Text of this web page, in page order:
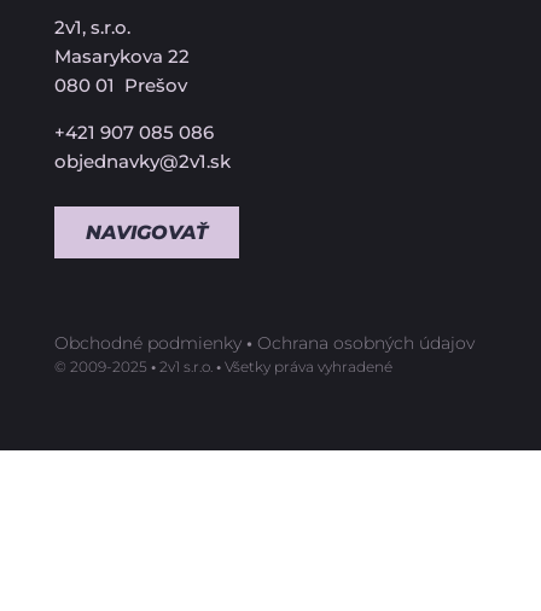
2v1, s.r.o.
Masarykova 22
080 01 Prešov
+421 907 085 086
objednavky@2v1.sk
NAVIGOVAŤ
Obchodné podmienky • Ochrana osobných údajov
©️ 2009-2025 •2v1 s.r.o. •Všetky práva vyhradené